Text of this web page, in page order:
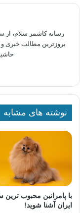
بروزترین مطالب خبری
نوشته های مشابه
با پامرانین محبوب ترین
ایران آشنا شوید!